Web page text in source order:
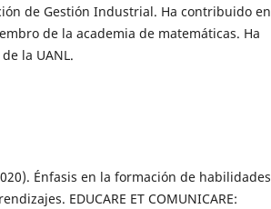
de Gestión Industrial. Ha contribuido en
de la academia de matemáticas. Ha
la UANL.
Énfasis en la formación de habilidades
EDUCARE ET COMUNICARE: